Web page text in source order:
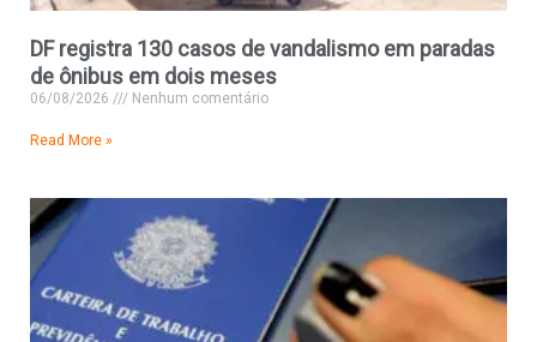
DF registra 130 casos de vandalismo em paradas
de ônibus em dois meses
06/08/2026 Nenhum comentário
Read More »